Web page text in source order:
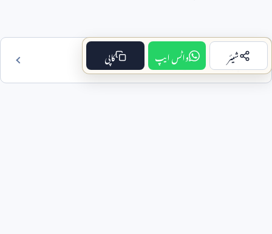
فہرست مضمون
شیئر واٹس ایپ کاپی